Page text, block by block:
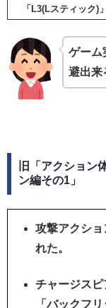
「L3(Lスティック)
ゲーム
避出来
旧「アクション
ン編その1」
攻撃アクシ
れた。
チャージスピ
「バックフ